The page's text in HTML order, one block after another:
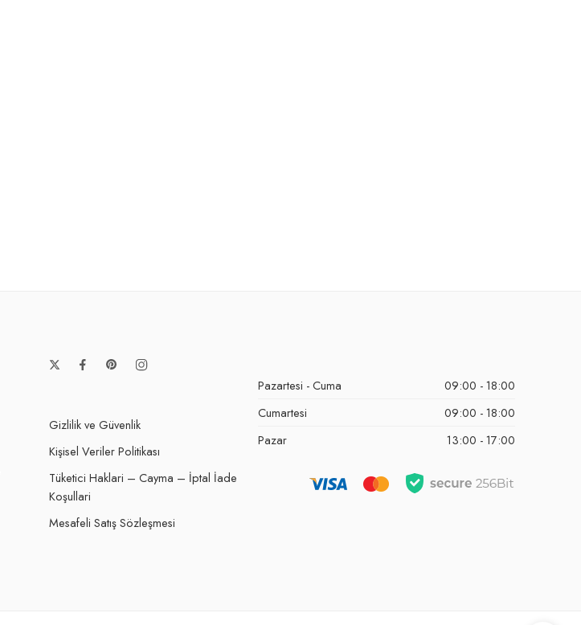
Gizlilik ve Güvenlik
Kişisel Veriler Politikası
Tüketici Haklari – Cayma – İptal İade
Koşullari
Mesafeli Satış Sözleşmesi
Pazartesi - Cuma
09:00 - 18:00
Cumartesi
09:00 - 18:00
Pazar
13:00 - 17:00